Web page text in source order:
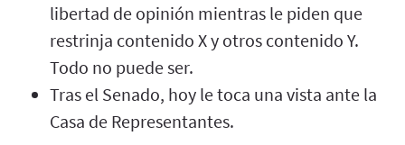
libertad de opinión mientras le piden que
restrinja contenido X y otros contenido Y.
Todo no puede ser.
Tras el Senado, hoy le toca una vista ante la
Casa de Representantes.